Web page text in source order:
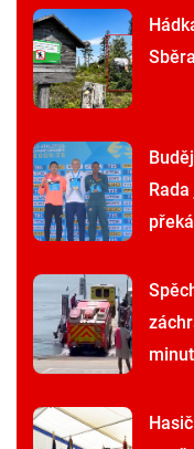
minut